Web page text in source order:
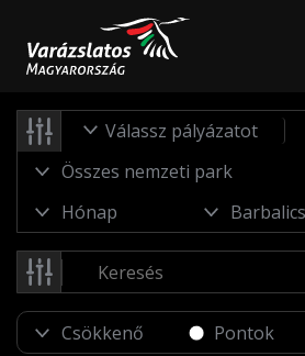
Válassz pályázatot
Pontok